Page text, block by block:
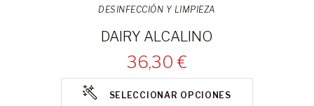
DESINFECCIÓN Y LIMPIEZA
DAIRY ALCALINO
36,30 €
SELECCIONAR OPCIONES